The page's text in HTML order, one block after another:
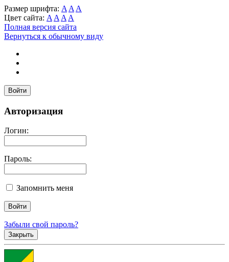
Размер шрифта: A A A
Цвет сайта: A A A A
Полная версия сайта
Вернуться к обычному виду
Войти
Авторизация
Логин:
Пароль:
Запомнить меня
Забыли свой пароль?
Закрыть